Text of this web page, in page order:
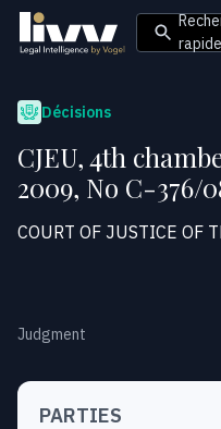
Décisions
CJEU, 4th
2009, No C-376/
COURT OF JUSTICE OF
Judgment
PARTIES